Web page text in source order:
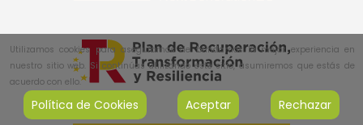
Utilizamos cookies para asegurarnos de brindarnos la mejor experiencia en
nuestro sitio web. Si continúas utilizando este sitio, asumiremos que estás de
acuerdo con ello.
Política de Cookies Aceptar Rechazar